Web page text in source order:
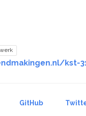
werk
kst-
GitHub